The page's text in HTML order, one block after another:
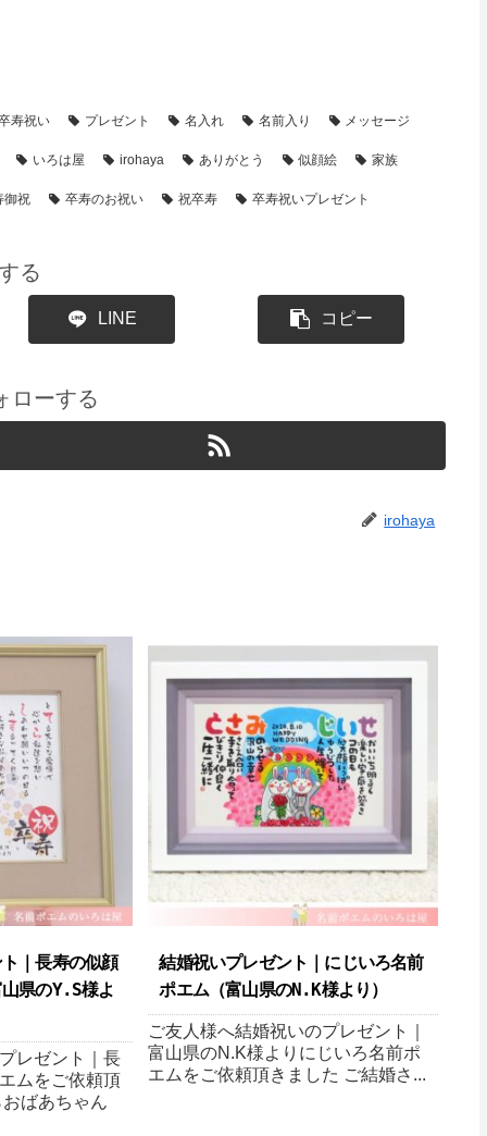
寿祝い プレゼント 名入れ 名前入り メッセージ
いろは屋 irohaya ありがとう 似顔絵 家族
御祝 卒寿のお祝い 祝卒寿 卒寿祝いプレゼント
る
LINE コピー
ローする
irohaya
｜長寿の似顔
県のY.S様よ
レゼント｜長
ムをご依頼頂
ばあちゃん
結婚祝いプレゼント｜にじいろ名前
ポエム（富山県のN.K様より ）
ご友人様へ結婚祝いのプレゼント｜
富山県のN.K様よりにじいろ名前ポ
エムをご依頼頂きました ご結婚さ...